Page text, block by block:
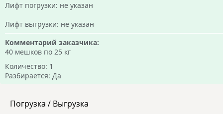
Лифт погрузки: не указан
Лифт выгрузки: не указан
Комментарий заказчика:
40 мешков по 25 кг
Количество: 1
Разбирается: Да
Погрузка / Выгрузка